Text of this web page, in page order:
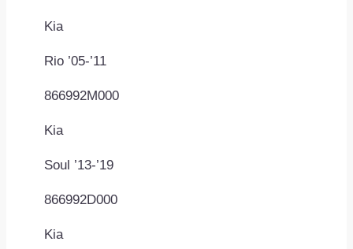
Kia
Rio ’05-’11
866992M000
Kia
Soul ’13-’19
866992D000
Kia